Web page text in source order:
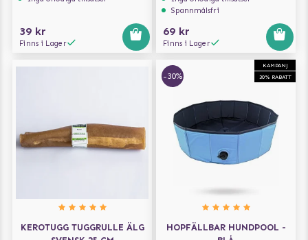
39 kr
Finns i Lager
Spannmålsfri
69 kr
Finns i Lager
KEROTUGG TUGGRULLE ÄLG
KAMPANJ
30% RABATT
-30%
HOPFÄLLBAR HUNDPOOL -